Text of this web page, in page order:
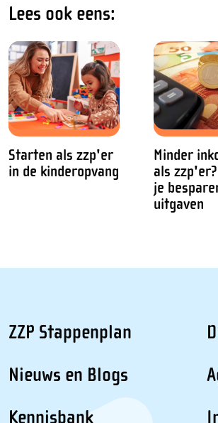
Lees ook eens:
Starten als zzp'er
in de kinderopvang
Minder
als
je
uitgaven
ZZP Stappenplan
Nieuws en Blogs
Kennisbank